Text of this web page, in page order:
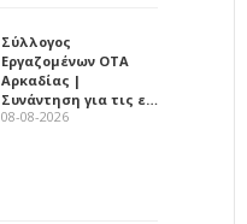
Σύλλογος
Εργαζομένων ΟΤΑ
Αρκαδίας |
Συνάντηση για τις ε…
08-08-2026